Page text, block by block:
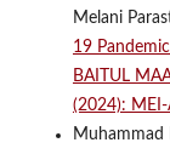
Melani
19
BAITUL
(2024): MEI-
Muhammad